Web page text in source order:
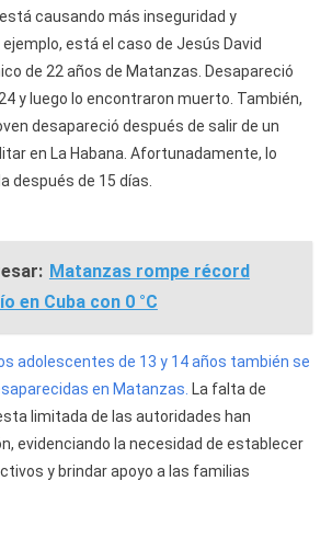
causando más inseguridad y
está el caso de Jesús David
de 22 años de Matanzas. Desapareció
y luego lo encontraron muerto. También,
desapareció después de salir de un
en La Habana. Afortunadamente, lo
después de 15 días.
Matanzas rompe récord
en Cuba con 0 °C
adolescentes de 13 y 14 años también se
en Matanzas. La falta de
limitada de las autoridades han
evidenciando la necesidad de establecer
y brindar apoyo a las familias